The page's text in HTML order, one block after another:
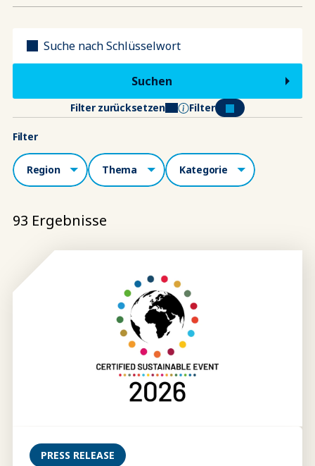
Filter zurücksetzen Filter
Filter
Region Themen Kategorie
93 Ergebnisse
PRESS RELEASE